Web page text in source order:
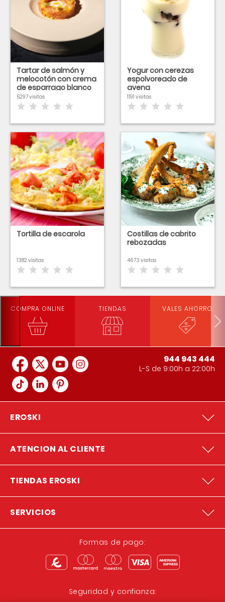
Tartar de salmón y
melocotón con crema
de esparrago blanco
5297 visitas
Yogur con cerezas
espolvoreado de
avena
1191 visitas
Tortilla de escarola
1382 visitas
Costillas de cabrito
rebozadas
4673 visitas
COMPRA ONLINE TIENDAS VALES AHORRO
944 943 444
L-S de 9:00h a 22:00h
EROSKI
ATENCION AL CLIENTE
TIENDAS EROSKI
SERVICIOS
Formas de pago:
Seguridad y confianza: